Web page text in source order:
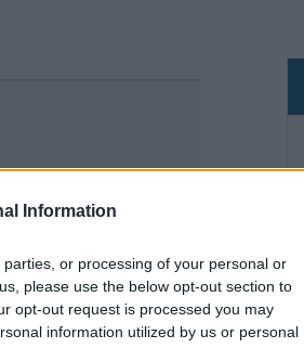
Information
or processing of your personal or
please use the below opt-out section to
opt-out request is processed you may
information utilized by us or personal